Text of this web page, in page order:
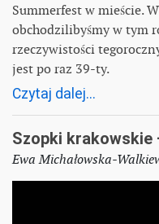
Summerfest w mieście.
obchodzilibyśmy w tym
rzeczywistości
jest po raz 39-ty.
Czytaj dalej...
Szopki
Ewa Michałowska-